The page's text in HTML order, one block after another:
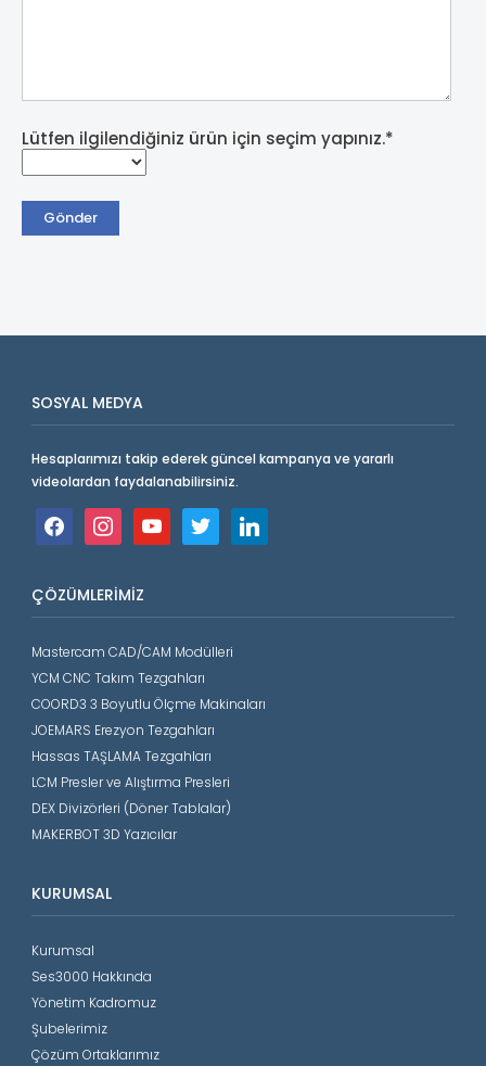
Lütfen ilgilendiğiniz ürün için seçim yapınız.*
SOSYAL MEDYA
Hesaplarımızı takip ederek güncel kampanya ve yararlı
videolardan faydalanabilirsiniz.
facebookinstagramyoutube twitter linkedin
ÇÖZÜMLERIMIZ
Mastercam CAD/CAM Modülleri
YCM CNC Takım Tezgahları
COORD3 3 Boyutlu Ölçme Makinaları
JOEMARS Erezyon Tezgahları
Hassas TAŞLAMA Tezgahları
LCM Presler ve Alıştırma Presleri
DEX Divizörleri (Döner Tablalar)
MAKERBOT 3D Yazıcılar
KURUMSAL
Kurumsal
Ses3000 Hakkında
Yönetim Kadromuz
Şubelerimiz
Çözüm Ortaklarımız